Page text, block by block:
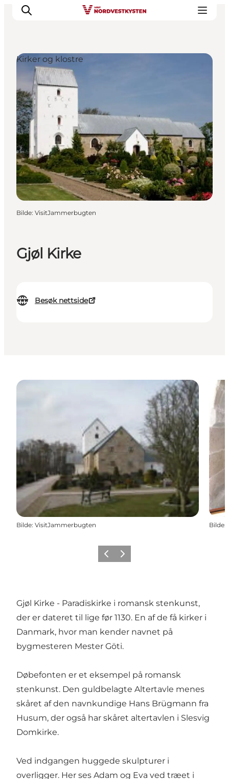
Byer og steder
Inspirasjon
Events
Overnatting
Planlegg ferien
Gjøl Kirke
Besøk nettside
Kirker og klostre
Bilde: VisitJammerbugten
Bilde: VisitJammerbugten Bilde:
ForrigeNeste
Gjøl Kirke - Paradiskirke i romansk stenkunst,
der er dateret til lige før 1130. En af de få kirker i
Danmark, hvor man kender navnet på
bygmesteren Mester Göti.
Døbefonten er et eksempel på romansk
stenkunst. Den guldbelagte Altertavle menes
skåret af den navnkundige Hans Brügmann fra
Husum, der også har skåret altertavlen i Slesvig
Domkirke.
Ved indgangen huggede skulpturer i
overligger. Her ses Adam og Eva ved træet i